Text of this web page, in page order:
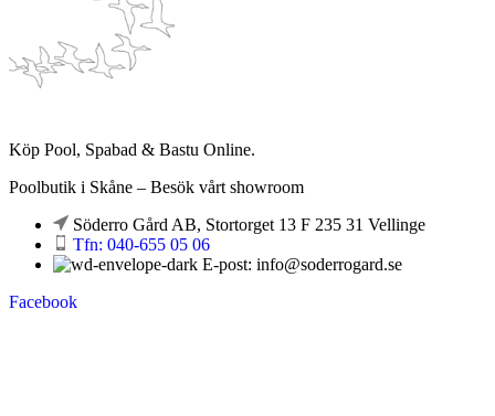
Köp Pool, Spabad & Bastu Online.
Poolbutik i Skåne – Besök vårt showroom
Söderro Gård AB, Stortorget 13 F 235 31 Vellinge
Tfn: 040-655 05 06
E-post: info@soderrogard.se
Facebook